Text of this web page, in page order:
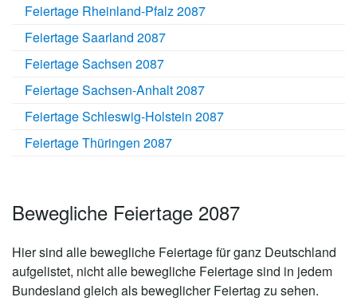
Feiertage Rheinland-Pfalz 2087
Feiertage Saarland 2087
Feiertage Sachsen 2087
Feiertage Sachsen-Anhalt 2087
Feiertage Schleswig-Holstein 2087
Feiertage Thüringen 2087
Bewegliche Feiertage 2087
Hier sind alle bewegliche Feiertage für ganz Deutschland
aufgelistet, nicht alle bewegliche Feiertage sind in jedem
Bundesland gleich als beweglicher Feiertag zu sehen.